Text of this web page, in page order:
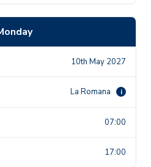
10th May 2027
La Romana i
07:00
17:00